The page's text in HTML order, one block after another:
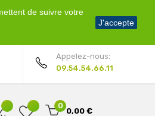
de suivre votre
J'accepte
Bienvenue !
Mon compte
Appelez-nous:
09.54.54.66.11
0
0,00 €